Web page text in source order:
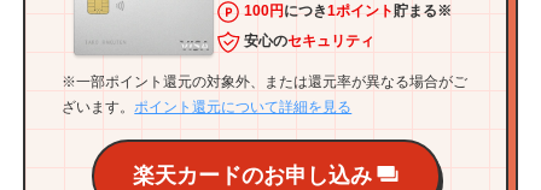
100円につき1ポイント 貯まる※
安心のセキュリティ
※一部ポイント還元の対象外、または還元率が異なる場合がご
ざいます。ポイント還元について詳細を見る
楽天カードのお申し込み